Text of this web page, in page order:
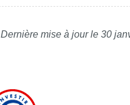
Dernière mise à jour le 30